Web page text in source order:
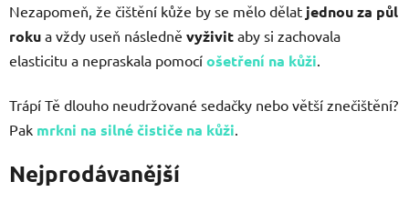
Nezapomeň, že čištění kůže by se mělo dělat jednou za půl
roku a vždy useň následně vyživit aby si zachovala
elasticitu a nepraskala pomocí ošetření na kůži
Trápí Tě dlouho neudržované sedačky nebo větší znečištění?
Pak mrkni na silné čističe na kůži
Nejprodávanější